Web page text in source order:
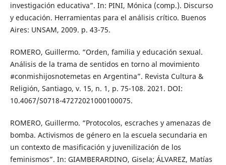
investigación educativa”. In: PINI, Mónica (comp.). Discurso
y educación. Herramientas para el análisis crítico. Buenos
Aires: UNSAM, 2009. p. 43-75.
ROMERO, Guillermo. “Orden, familia y educación sexual.
Análisis de la trama de sentidos en torno al movimiento
#conmishijosnotemetas en Argentina”. Revista Cultura &
Religión, Santiago, v. 15, n. 1, p. 75-108. 2021. DOI:
10.4067/S0718-47272021000100075.
ROMERO, Guillermo. “Protocolos, escraches y amenazas de
bomba. Activismos de género en la escuela secundaria en
un contexto de masificación y juvenilización de los
feminismos”. In: GIAMBERARDINO, Gisela; ÁLVAREZ, Matías